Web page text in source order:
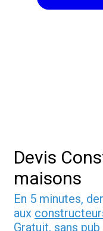
Devis
maisons
En 5 minutes,
aux
Gratuit, sans